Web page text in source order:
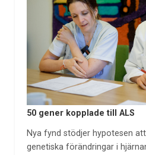
50 gener kopplade till ALS
Nya fynd stödjer hypotesen
genetiska förändringar i